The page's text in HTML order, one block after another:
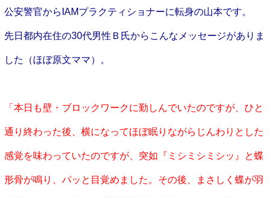
公安警官からIAMプラクティショナーに転身の山本です。
先日 都内在住の30代男性Ｂ氏から こんなメッセージがありま
した（ほぼ原文ママ）。
「本日も壁・ブロックワークに勤しんでいたのですが、ひと
通り終わった後、横になってほぼ眠りながらじんわりとした
感覚を味わっていたのですが、突如『ミシミシミシッ』と蝶
形骨が鳴り、パッと目覚めました。その後、まさしく蝶が羽